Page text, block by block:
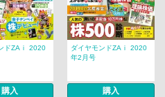
ドZAｉ 2020
購入
ダイヤモンドZAｉ 2020
年2月号
購入